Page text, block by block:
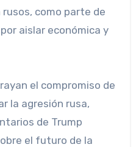
como parte de
aislar económica y
el compromiso de
la agresión rusa,
de Trump
el futuro de la